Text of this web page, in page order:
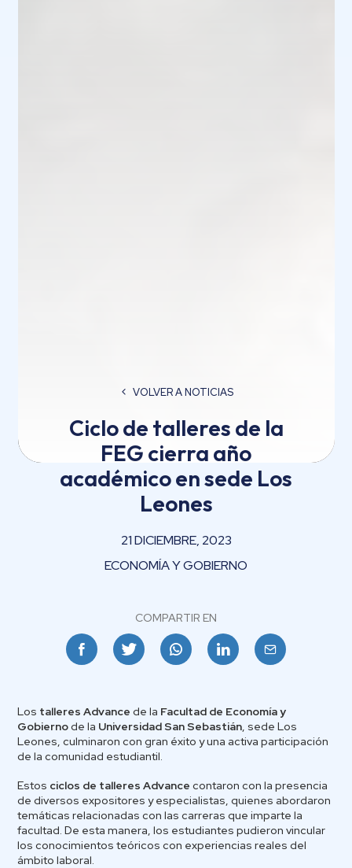
VOLVER A NOTICIAS
Ciclo de talleres de la
FEG cierra año
académico en sede Los
Leones
21 DICIEMBRE, 2023
ECONOMÍA Y GOBIERNO
COMPARTIR EN
Facebook Twitter Whatsapp Linkedin
Los talleres Advance de la Facultad de Economía y
Gobiernode la Universidad San Sebastián, sede Los
Leones, culminaron con gran éxito y una activa participación
de la comunidad estudiantil.
Estos ciclos de talleres Advance contaron con la presencia
de diversos expositores y especialistas, quienes abordaron
temáticas relacionadas con las carreras que imparte la
facultad. De esta manera, los estudiantes pudieron vincular
los conocimientos teóricos con experiencias reales del
ámbito laboral.